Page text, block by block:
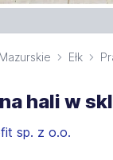
Ełk
hali w
sp. z o.o.